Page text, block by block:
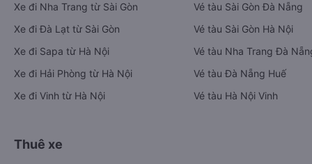
Xe đi Nha Trang từ Sài Gòn
Xe đi Đà Lạt từ Sài Gòn
Xe đi Sapa từ Hà Nội
Xe đi Hải Phòng từ Hà Nội
Xe đi Vinh từ Hà Nội
Vé tàu Sài Gòn Đà Nẵng
Vé tàu Sài Gòn Hà Nội
Vé tàu Nha Trang Đà
Vé tàu Đà Nẵng Huế
Vé tàu Hà Nội Vinh
Thuê xe